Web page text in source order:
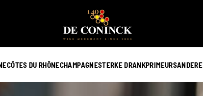
CÔTES DU RHÔNECHAMPAGNESTERKE DRANKPRIMEURSANDERE